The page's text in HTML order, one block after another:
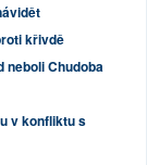
křivdě
neboli Chudoba
v konfliktu s